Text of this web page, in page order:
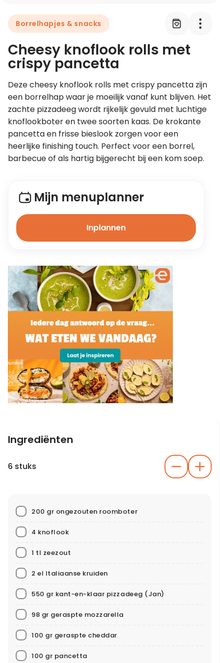
Leer koken als een chef
Kooktips & blogs
Borrelhapjes & snacks
Cheesy knoflook rolls met
crispy pancetta
Deze cheesy knoflook rolls met crispy pancetta zijn
een borrelhap waar je moeilijk vanaf kunt blijven. Het
zachte pizzadeeg wordt rijkelijk gevuld met luchtige
knoflookboter en twee soorten kaas. De krokante
pancetta en frisse bieslook zorgen voor een
heerlijke finishing touch. Perfect voor een borrel,
barbecue of als hartig bijgerecht bij een kom soep.
Mijn menuplanner
Inplannen
Ingrediënten
6 stuks
200 gr ongezouten roomboter
4 knoflook
1 tl zeezout
2 el Italiaanse kruiden
550 gr kant-en-klaar pizzadeeg (Jan)
98 gr geraspte mozzarella
100 gr geraspte cheddar
100 gr pancetta